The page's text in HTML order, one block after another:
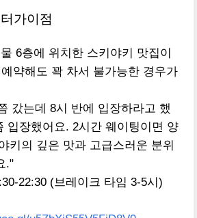
가이점
6층에 위치한 스키야키 맛집이
약해도 꽉 차서 불가능한 경우가
갔는데 8시 반에 입장하라고 했
입장했어요. 2시간 웨이팅이면 양
키의 깊은 맛과 고급스러운 분위
."
22:30 (브레이크 타임 3-5시)